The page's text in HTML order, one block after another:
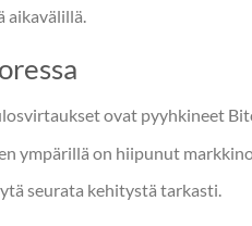
ovat pyyhkineet
ympärillä on hiipunut
seurata kehitystä tarkasti.